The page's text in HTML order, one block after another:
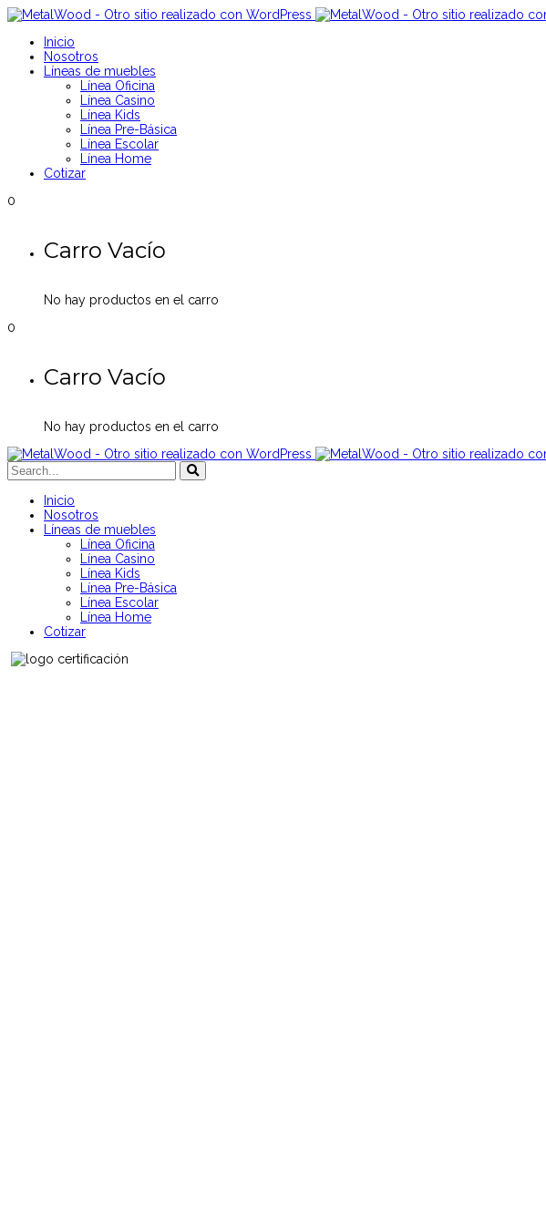
Inicio
Nosotros
Líneas de muebles
Línea Oficina
Línea Casino
Línea Kids
Línea Pre-Básica
Línea Escolar
Línea Home
Cotizar
0
Carro Vacío
No hay productos en el carro
0
Carro Vacío
No hay productos en el carro
Inicio
Nosotros
Líneas de muebles
Línea Oficina
Línea Casino
Línea Kids
Línea Pre-Básica
Línea Escolar
Línea Home
Cotizar